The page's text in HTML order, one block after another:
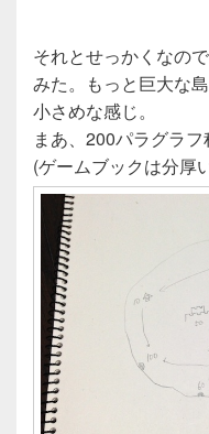
それとせっかくなの
みた。もっと巨大な
小さめな感じ。
まあ、200パラグラ
(ゲームブックは分厚